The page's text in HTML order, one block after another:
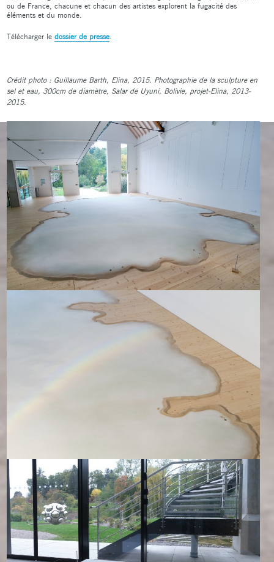
ou de France, chacune et chacun des artistes explorent la fugacité des
éléments et du monde.
Télécharger le dossier de presse
Crédit photo : Guillaume Barth, Elina, 2015. Photographie de la sculpture en
sel et eau, 300cm de diamètre, Salar de Uyuni, Bolivie, projet-Elina, 2013-
2015.